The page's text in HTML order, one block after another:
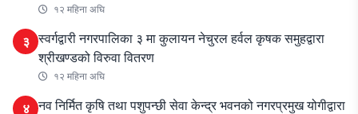
१२ महिना अघि
३ स्वर्गद्वारी नगरपालिका ३ मा कुलायन नेचुरल हर्वल कृषक समुहद्वारा
श्रीखण्डको विरुवा वितरण
१२ महिना अघि
४ नव निर्मित कृषि तथा पशुपन्छी सेवा केन्द्र भवनको नगरप्रमुख योगीद्वारा